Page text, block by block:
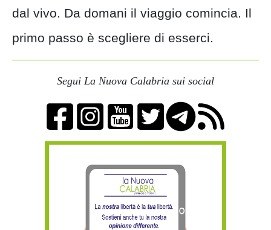
dal vivo. Da domani il viaggio comincia. Il
primo passo è scegliere di esserci.
Segui La Nuova Calabria sui social